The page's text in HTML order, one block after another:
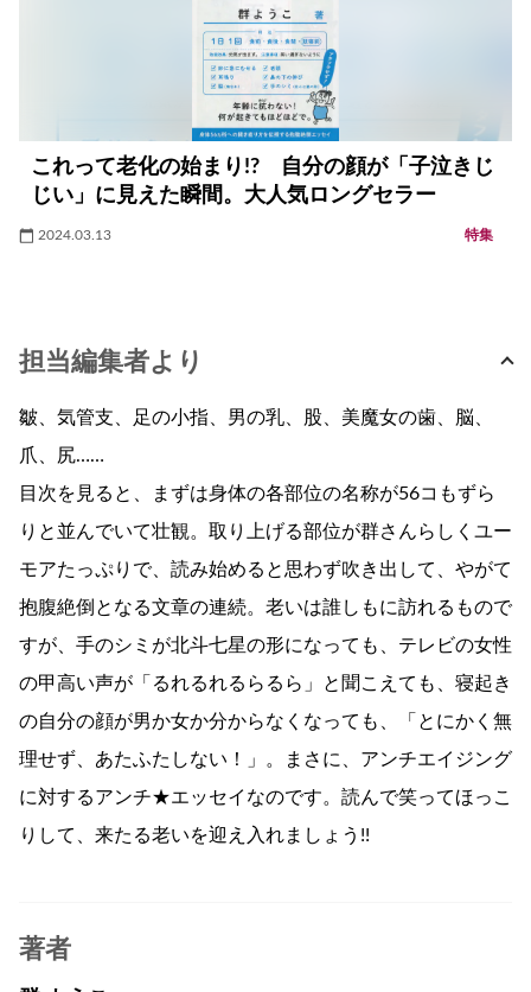
これって老化の始まり!? 自分の顔が「子泣きじ
じい」に見えた瞬間。大人気ロングセラー
2024.03.13 特集
担当編集者より
皺、気管支、足の小指、男の乳、股、美魔女の歯、脳、
爪、尻……
目次を見ると、まずは身体の各部位の名称が56コもずら
りと並んでいて壮観。取り上げる部位が群さんらしくユー
モアたっぷりで、読み始めると思わず吹き出して、やがて
抱腹絶倒となる文章の連続。老いは誰しもに訪れるもので
すが、手のシミが北斗七星の形になっても、テレビの女性
の甲高い声が「るれるれるらるら」と聞こえても、寝起き
の自分の顔が男か女か分からなくなっても、「とにかく無
理せず、あたふたしない！」。まさに、アンチエイジング
に対するアンチ★エッセイなのです。読んで笑ってほっこ
りして、来たる老いを迎え入れましょう!!
著者